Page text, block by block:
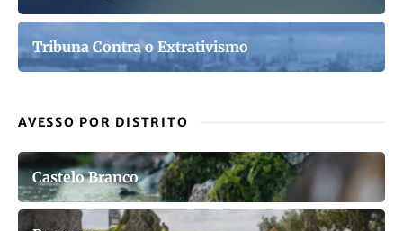
Tribuna Contra o Extrativismo
AVESSO POR DISTRITO
Castelo Branco